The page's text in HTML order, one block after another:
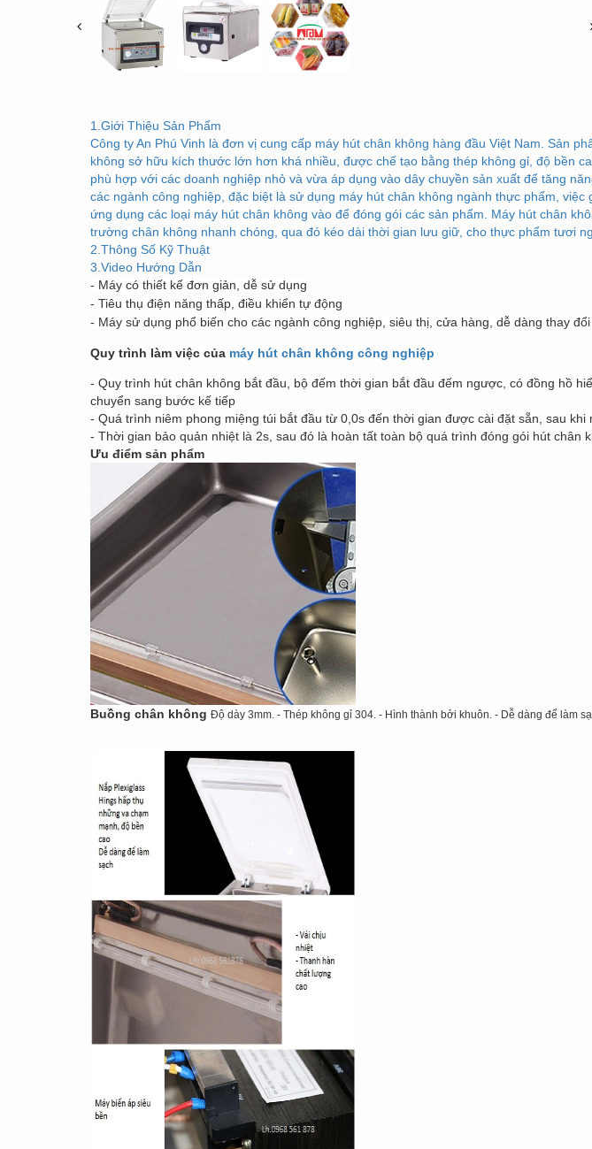
1.Giới Thiệu Sản Phẩm
Công ty An Phú Vinh là đơn vị cung cấp máy hút chân không hàng đầu Việt Nam. Sản
không sở hữu kích thước lớn hơn khá nhiều, được chế tạo bằng thép không gỉ, độ bền
phù hợp với các doanh nghiệp nhỏ và vừa áp dụng vào dây chuyền sản xuất để tăng
các ngành công nghiệp, đặc biệt là sử dụng máy hút chân không ngành thực phẩm,
ứng dụng các loại máy hút chân không vào để đóng gói các sản phẩm. Máy hút chân
trường chân không nhanh chóng, qua đó kéo dài thời gian lưu giữ, cho thực phẩm tươi
2.Thông Số Kỹ Thuật
3.Video Hướng Dẫn
- Máy có thiết kế đơn giản, dễ sử dụng
- Tiêu thụ điện năng thấp, điều khiển tự động
- Máy sử dụng phổ biến cho các ngành công nghiệp, siêu thị, cửa hàng, dễ dàng thay
Quy trình làm việc của máy hút chân không công nghiệp
- Quy trình hút chân không bắt đầu, bộ đếm thời gian bắt đầu đếm ngược, có đồng hồ
chuyển sang bước kế tiếp
- Quá trình niêm phong miệng túi bắt đầu từ 0,0s đến thời gian được cài đặt sẵn, sau
- Thời gian bảo quản nhiệt là 2s, sau đó là hoàn tất toàn bộ quá trình đóng gói hút chân
Ưu điểm sản phẩm
Buồng chân không Độ dày 3mm. - Thép không gỉ 304. - Hình thành bởi khuôn. - Dễ dàng để làm